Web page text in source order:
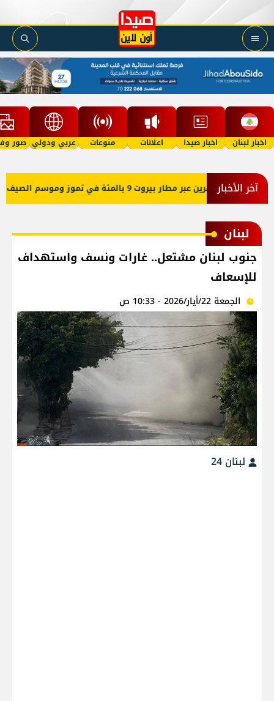
اخبار لبنان اخبار صيدا اعلانات منوعات عربي ودولي صور
آخر الأخبار
عبر مطار بيروت 9 بالمئة في تموز وموسم الصيف دون مستويات 2025
لبنان
جنوب لبنان مشتعل.. غارات ونسف واستهداف
للإسعاف
الجمعة 22/أيار/2026 - 10:33 ص
لبنان 24